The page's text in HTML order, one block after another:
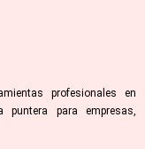
profesionales en
puntera para empresas,